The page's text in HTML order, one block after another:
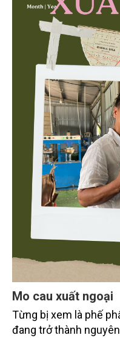
Mo cau xuất ngoại
Từng bị xem là phế
đang trở thành